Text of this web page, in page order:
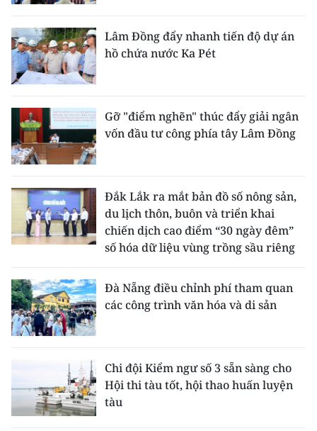
Lâm Đồng đẩy nhanh tiến độ dự án
hồ chứa nước Ka Pét
Gỡ "điểm nghẽn" thúc đẩy giải ngân
vốn đầu tư công phía tây Lâm Đồng
Đắk Lắk ra mắt bản đồ số nông sản,
du lịch thôn, buôn và triển khai
chiến dịch cao điểm “30 ngày đêm”
số hóa dữ liệu vùng trồng sầu riêng
Đà Nẵng điều chỉnh phí tham quan
các công trình văn hóa và di sản
Chi đội Kiểm ngư số 3 sẵn sàng cho
Hội thi tàu tốt, hội thao huấn luyện
tàu